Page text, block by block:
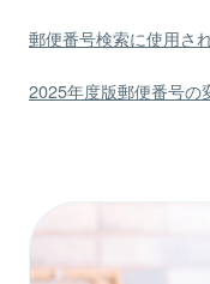
郵便番号検索に使用さ
2025年度版郵便番号の